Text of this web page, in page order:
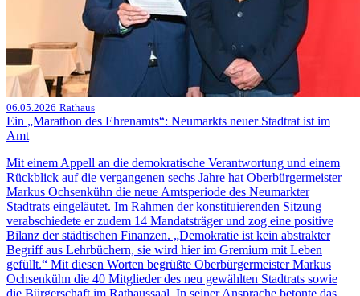
06.05.2026 Rathaus
Ein „Marathon des Ehrenamts“: Neumarkts neuer Stadtrat ist im
Amt
Mit einem Appell an die demokratische Verantwortung und einem
Rückblick auf die vergangenen sechs Jahre hat Oberbürgermeister
Markus Ochsenkühn die neue Amtsperiode des Neumarkter
Stadtrats eingeläutet. Im Rahmen der konstituierenden Sitzung
verabschiedete er zudem 14 Mandatsträger und zog eine positive
Bilanz der städtischen Finanzen. „Demokratie ist kein abstrakter
Begriff aus Lehrbüchern, sie wird hier im Gremium mit Leben
gefüllt.“ Mit diesen Worten begrüßte Oberbürgermeister Markus
Ochsenkühn die 40 Mitglieder des neu gewählten Stadtrats sowie